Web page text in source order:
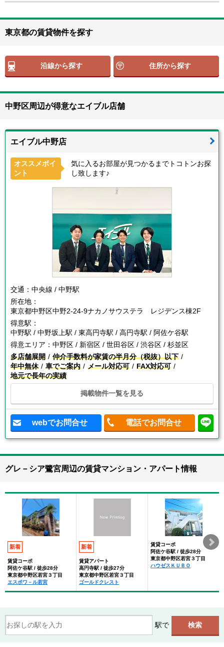
東京都の賃貸物件を探す
沿線から探す 住所から探す
中野区周辺が得意なエイブル店舗
エイブル中野店
オススメポイ
ント
気に入るお部屋が見つかるまでトコトンお探
し致します♪
交通： 中央線 / 中野駅
所在地：
東京都中野区中野2-24-9ナカノサウステラ レジデンス棟2F
得意駅：
中野駅 / 中野坂上駅 / 東高円寺駅 / 高円寺駅 / 阿佐ケ谷駅
得意エリア： 中野区 / 新宿区 / 世田谷区 / 渋谷区 / 杉並区
多店舗展開
仲介手数料が家賃の半月分（税抜）以下
年中無休
車でご案内 メール対応可
FAX対応可
地元で長年の実績
掲載物件一覧を見る
webでお問合せ 電話でお問合せ
グレ－シア鷺宮周辺の賃貸マンション・アパート情報
新着
賃貸コーポ
阿佐ケ谷駅 / 徒歩28分
東京都中野区若宮３丁目
エスポワ－ル若宮
新着
賃貸アパート
高円寺駅 / 徒歩27分
東京都中野区若宮３丁目
ゴールドクレスト
賃貸コーポ
阿佐ケ谷駅 / 徒歩28分
東京都中野区若宮３丁目
ハウゼスＫＵＢＯ
駅で